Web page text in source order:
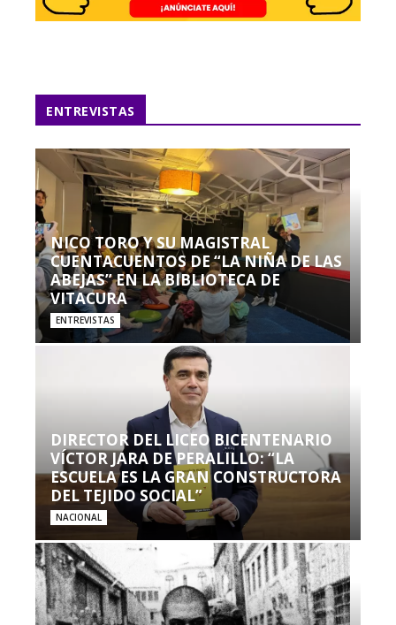
ENTREVISTAS
NICO TORO Y SU MAGISTRAL
CUENTACUENTOS DE “LA NIÑA DE LAS
ABEJAS” EN LA BIBLIOTECA DE
VITACURA
ENTREVISTAS
DIRECTOR DEL LICEO BICENTENARIO
VÍCTOR JARA DE PERALILLO: “LA
ESCUELA ES LA GRAN CONSTRUCTORA
DEL TEJIDO SOCIAL”
NACIONAL